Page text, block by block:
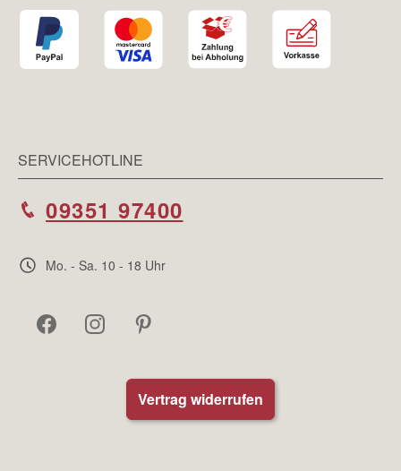
SERVICEHOTLINE
09351 97400
Mo. - Sa. 10 - 18 Uhr
Vertrag widerrufen